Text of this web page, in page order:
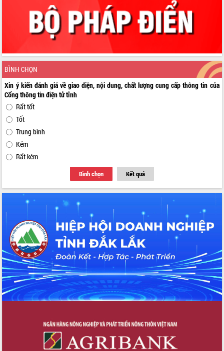
BÌNH CHỌN
Xin ý kiến đánh giá về giao diện, nội dung, chất lượng cung cấp thông tin của
Cổng thông tin điện tử tỉnh
Rất tốt
Tốt
Trung bình
Kém
Rất kém
Bình chọn Kết quả